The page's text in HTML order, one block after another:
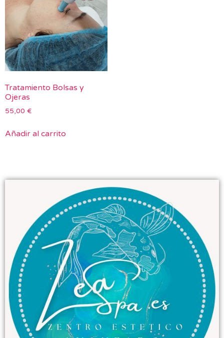
Tratamiento Bolsas y
Ojeras
55,00 €
Añadir al carrito